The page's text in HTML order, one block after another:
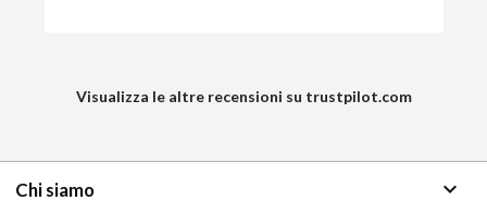
Visualizza le altre recensioni su trustpilot.com
Chi siamo keyboard_arrow_down